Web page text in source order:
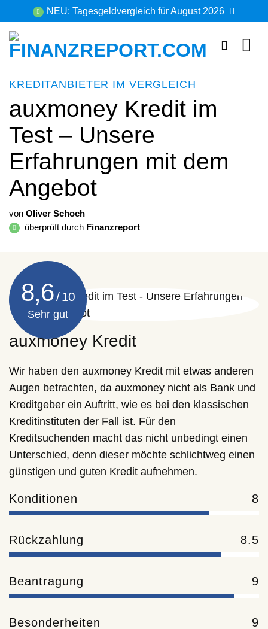
Inhalt
springen
NEU: Tagesgeldvergleich für August 2026
KREDITANBIETER IM VERGLEICH
auxmoney Kredit im
Test – Unsere
Erfahrungen mit dem
Angebot
von Oliver Schoch
überprüft durch Finanzreport
auxmoney Kredit
Wir haben den auxmoney Kredit mit etwas anderen
Augen betrachten, da auxmoney nicht als Bank und
Kreditgeber ein Auftritt, wie es bei den klassischen
Kreditinstituten der Fall ist. Für den
Kreditsuchenden macht das nicht unbedingt einen
Unterschied, denn dieser möchte schlichtweg einen
günstigen und guten Kredit aufnehmen.
Konditionen 8
Rückzahlung 8.5
Beantragung 9
Besonderheiten 9
8,6
Sehr gut